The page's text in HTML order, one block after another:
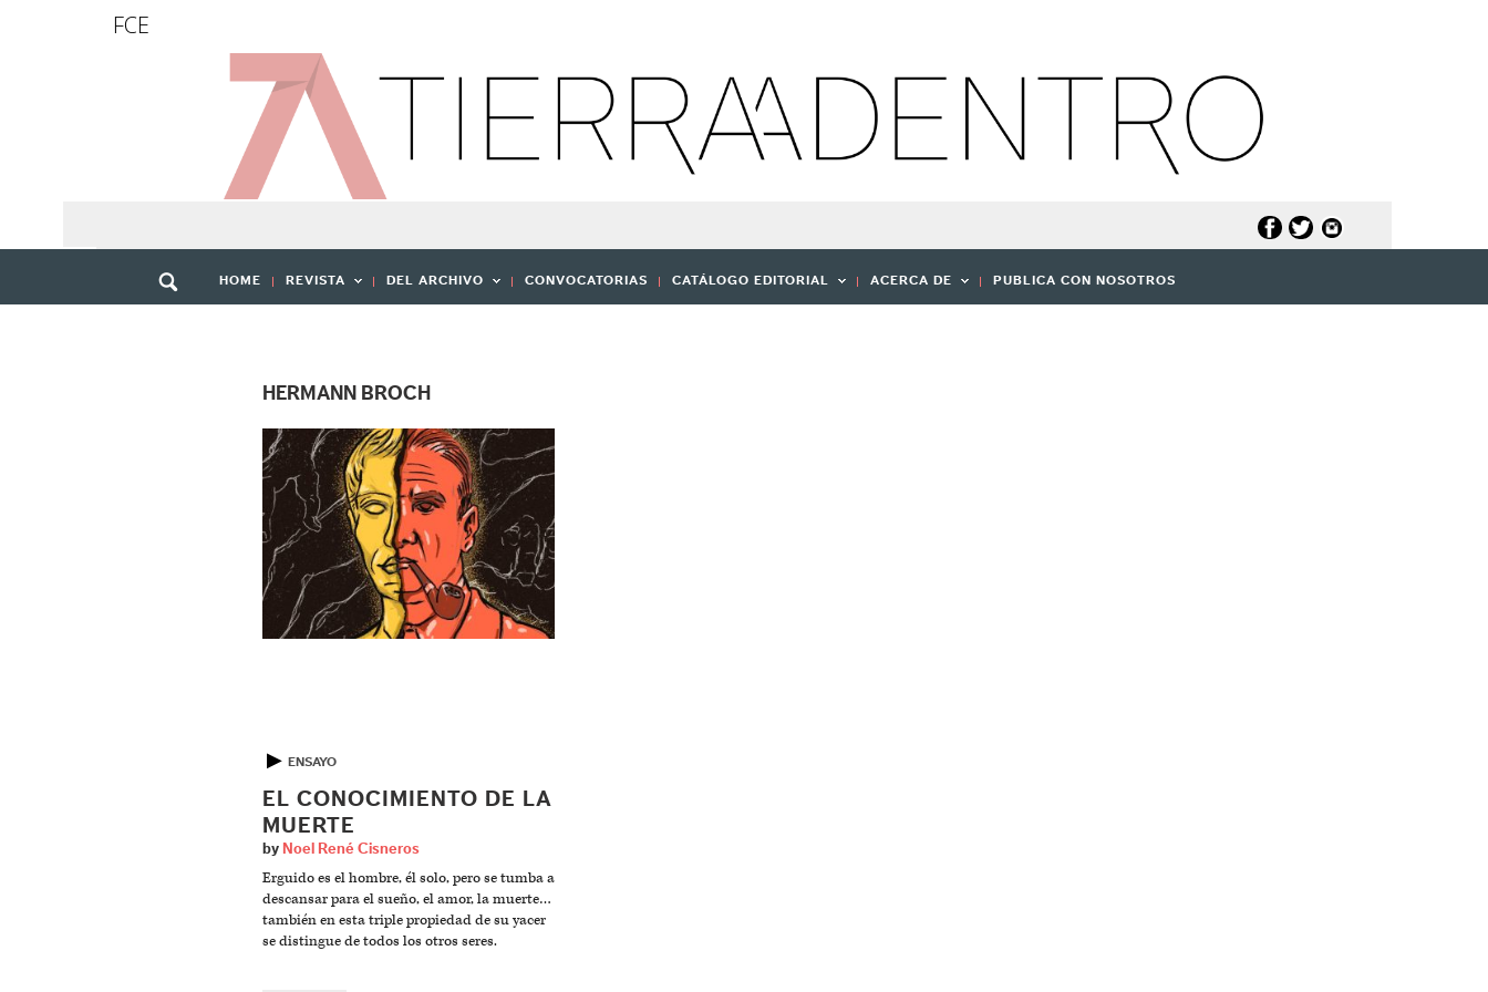
FCE
HOME REVISTA DEL ARCHIVO CONVOCATORIAS CATÁLOGO EDITORIAL ACERCA DE PUBLICA CON NOSOTROS
HERMANN BROCH
▶ ENSAYO
EL CONOCIMIENTO DE LA
MUERTE
by Noel René Cisneros
Erguido es el hombre, él solo, pero se tumba a
descansar para el sueño, el amor, la muerte…
también en esta triple propiedad de su yacer
se distingue de todos los otros seres.